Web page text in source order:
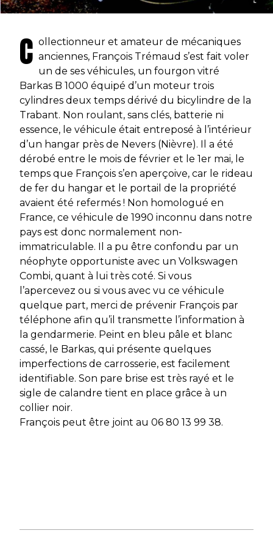
C ollectionneur et amateur de mécaniques
anciennes, François Trémaud s’est fait voler
un de ses véhicules, un fourgon vitré
Barkas B 1000 équipé d’un moteur trois
cylindres deux temps dérivé du bicylindre de la
Trabant. Non roulant, sans clés, batterie ni
essence, le véhicule était entreposé à l’intérieur
d’un hangar près de Nevers (Nièvre). Il a été
dérobé entre le mois de février et le 1er mai, le
temps que François s’en aperçoive, car le rideau
de fer du hangar et le portail de la propriété
avaient été refermés ! Non homologué en
France, ce véhicule de 1990 inconnu dans notre
pays est donc normalement non-
immatriculable. Il a pu être confondu par un
néophyte opportuniste avec un Volkswagen
Combi, quant à lui très coté. Si vous
l’apercevez ou si vous avec vu ce véhicule
quelque part, merci de prévenir François par
téléphone afin qu’il transmette l’information à
la gendarmerie. Peint en bleu pâle et blanc
cassé, le Barkas, qui présente quelques
imperfections de carrosserie, est facilement
identifiable. Son pare brise est très rayé et le
sigle de calandre tient en place grâce à un
collier noir.
François peut être joint au 06 80 13 99 38.